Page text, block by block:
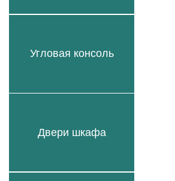
Угловая консоль
Двери шкафа